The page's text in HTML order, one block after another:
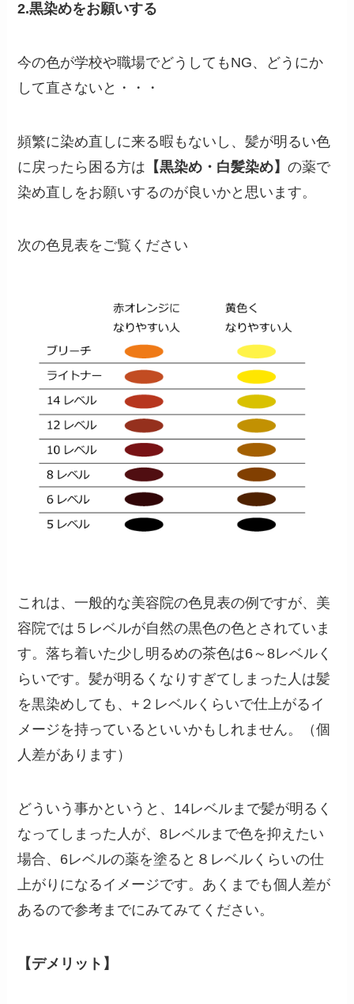
2.黒染めをお願いする
今の色が学校や職場でどうしてもNG、どうにか
して直さないと・・・
頻繁に染め直しに来る暇もないし、髪が明るい色
に戻ったら困る方は 【黒染め・白髪染め】の薬で
染め直しをお願いするのが良いかと思います。
次の色見表をご覧ください
これは、一般的な美容院の色見表の例ですが、美
容院では５レベルが自然の黒色の色とされていま
す。落ち着いた少し明るめの茶色は6～8レベルく
らいです。髪が明るくなりすぎてしまった人は髪
を黒染めしても、+２レベルくらいで仕上がるイ
メージを持っているといいかもしれません。（個
人差があります）
どういう事かというと、14レベルまで髪が明るく
なってしまった人が、8レベルまで色を抑えたい
場合、6レベルの薬を塗ると８レベルくらいの仕
上がりになるイメージです。あくまでも個人差が
あるので参考までにみてみてください。
【デメリット】